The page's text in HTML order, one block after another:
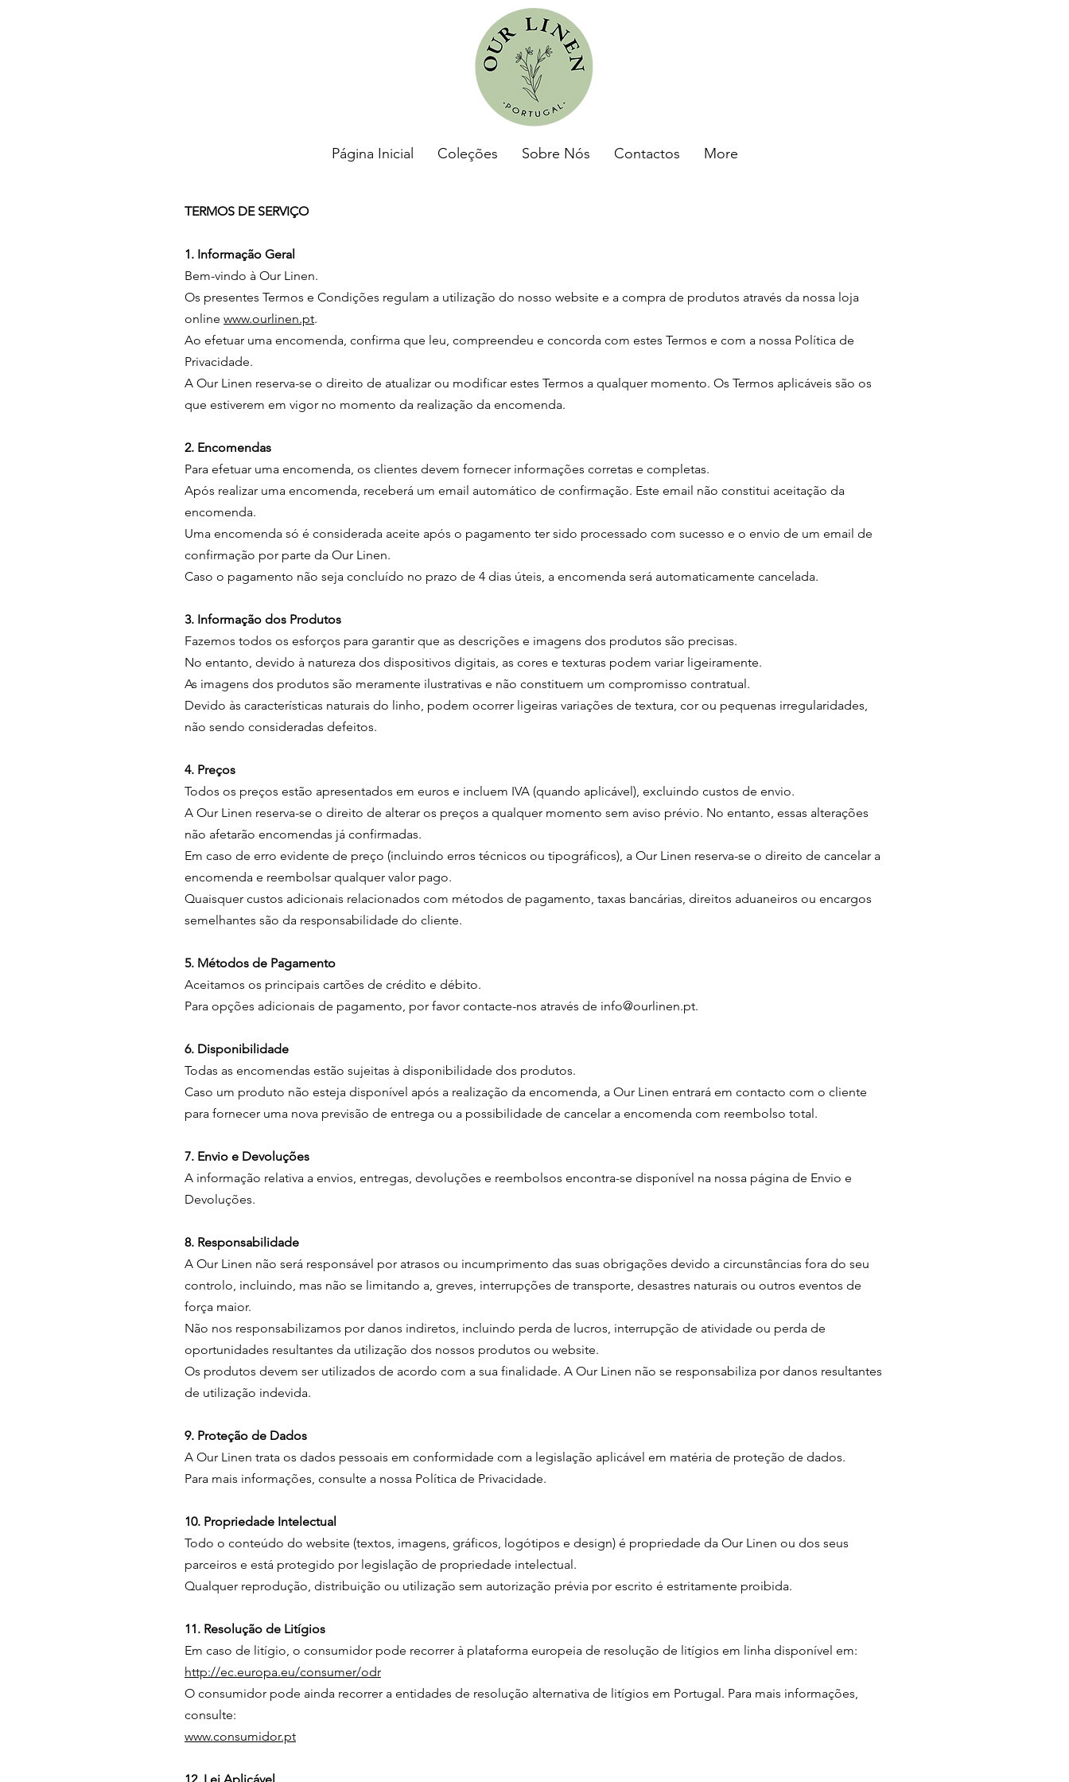
Página Inicial Coleções Sobre Nós Contactos More
TERMOS DE SERVIÇO
1. Informação Geral
Bem-vindo à Our Linen.
Os presentes Termos e Condições regulam a utilização do nosso website e a compra de produtos através da nossa loja
online www.ourlinen.pt.
Ao efetuar uma encomenda, confirma que leu, compreendeu e concorda com estes Termos e com a nossa Política de
Privacidade.
A Our Linen reserva-se o direito de atualizar ou modificar estes Termos a qualquer momento. Os Termos aplicáveis são os
que estiverem em vigor no momento da realização da encomenda.
2. Encomendas
Para efetuar uma encomenda, os clientes devem fornecer informações corretas e completas.
Após realizar uma encomenda, receberá um email automático de confirmação. Este email não constitui aceitação da
encomenda.
Uma encomenda só é considerada aceite após o pagamento ter sido processado com sucesso e o envio de um email de
confirmação por parte da Our Linen.
Caso o pagamento não seja concluído no prazo de 4 dias úteis, a encomenda será automaticamente cancelada.
3. Informação dos Produtos
Fazemos todos os esforços para garantir que as descrições e imagens dos produtos são precisas.
No entanto, devido à natureza dos dispositivos digitais, as cores e texturas podem variar ligeiramente.
As imagens dos produtos são meramente ilustrativas e não constituem um compromisso contratual.
Devido às características naturais do linho, podem ocorrer ligeiras variações de textura, cor ou pequenas irregularidades,
não sendo consideradas defeitos.
4. Preços
Todos os preços estão apresentados em euros e incluem IVA (quando aplicável), excluindo custos de envio.
A Our Linen reserva-se o direito de alterar os preços a qualquer momento sem aviso prévio. No entanto, essas alterações
não afetarão encomendas já confirmadas.
Em caso de erro evidente de preço (incluindo erros técnicos ou tipográficos), a Our Linen reserva-se o direito de cancelar a
encomenda e reembolsar qualquer valor pago.
Quaisquer custos adicionais relacionados com métodos de pagamento, taxas bancárias, direitos aduaneiros ou encargos
semelhantes são da responsabilidade do cliente.
5. Métodos de Pagamento
Aceitamos os principais cartões de crédito e débito.
Para opções adicionais de pagamento, por favor contacte-nos através de info@ourlinen.pt.
6. Disponibilidade
Todas as encomendas estão sujeitas à disponibilidade dos produtos.
Caso um produto não esteja disponível após a realização da encomenda, a Our Linen entrará em contacto com o cliente
para fornecer uma nova previsão de entrega ou a possibilidade de cancelar a encomenda com reembolso total.
7. Envio e Devoluções
A informação relativa a envios, entregas, devoluções e reembolsos encontra-se disponível na nossa página de Envio e
Devoluções.
8. Responsabilidade
A Our Linen não será responsável por atrasos ou incumprimento das suas obrigações devido a circunstâncias fora do seu
controlo, incluindo, mas não se limitando a, greves, interrupções de transporte, desastres naturais ou outros eventos de
força maior.
Não nos responsabilizamos por danos indiretos, incluindo perda de lucros, interrupção de atividade ou perda de
oportunidades resultantes da utilização dos nossos produtos ou website.
Os produtos devem ser utilizados de acordo com a sua finalidade. A Our Linen não se responsabiliza por danos resultantes
de utilização indevida.
9. Proteção de Dados
A Our Linen trata os dados pessoais em conformidade com a legislação aplicável em matéria de proteção de dados.
Para mais informações, consulte a nossa Política de Privacidade.
10. Propriedade Intelectual
Todo o conteúdo do website (textos, imagens, gráficos, logótipos e design) é propriedade da Our Linen ou dos seus
parceiros e está protegido por legislação de propriedade intelectual.
Qualquer reprodução, distribuição ou utilização sem autorização prévia por escrito é estritamente proibida.
11. Resolução de Litígios
Em caso de litígio, o consumidor pode recorrer à plataforma europeia de resolução de litígios em linha disponível em:
http://ec.europa.eu/consumer/odr
O consumidor pode ainda recorrer a entidades de resolução alternativa de litígios em Portugal. Para mais informações,
consulte:
www.consumidor.pt